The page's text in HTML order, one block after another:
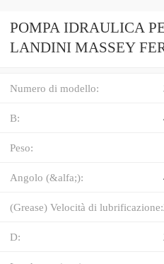
POMPA IDRAULICA
LANDINI MASSEY
Numero di modello:
B:
Peso:
Angolo (&alfa;):
(Grease) Velocità di lubrificazione:
D: